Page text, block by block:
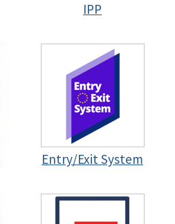
IPP
Entry/Exit System